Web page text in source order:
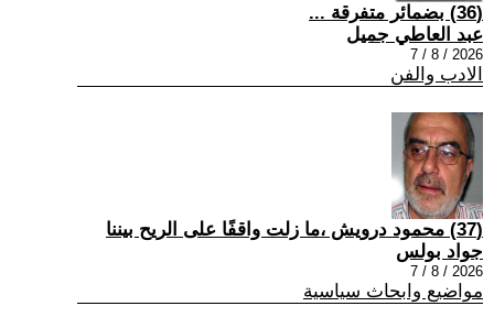
(36) بضمائر متفرقة ...
عبد العاطي جميل
2026 / 8 / 7
الادب والفن
(37) محمود درويش ،ما زلت واقفًا على الريح بيننا
جواد بولس
2026 / 8 / 7
مواضيع وابحاث سياسية